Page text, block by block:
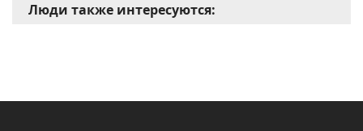
Люди также интересуются: